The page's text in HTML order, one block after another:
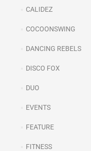
CALIDEZ
COCOONSWING
DANCING REBELS
DISCO FOX
DUO
EVENTS
FEATURE
FITNESS